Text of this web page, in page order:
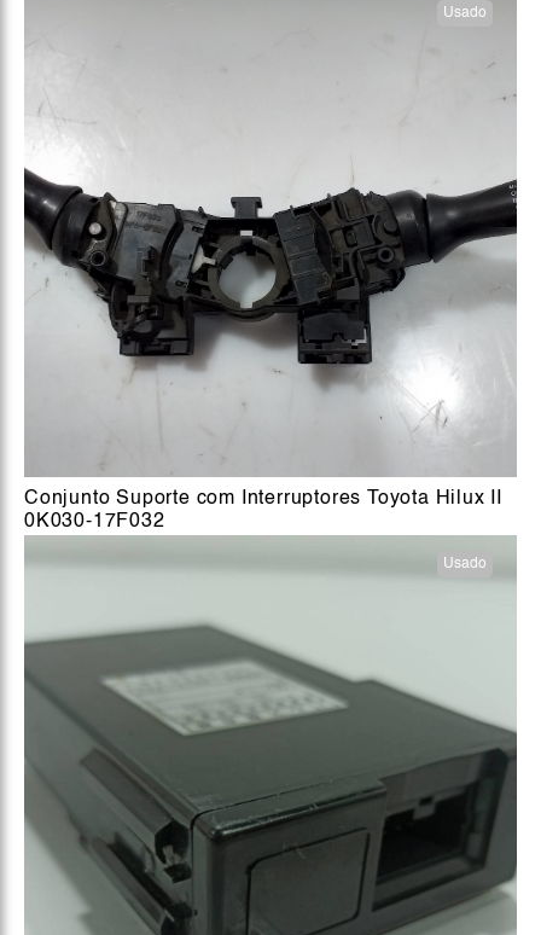
Usado
Conjunto Suporte com Interruptores Toyota Hilux II
0K030-17F032
Usado